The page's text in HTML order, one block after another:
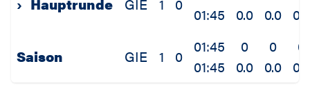
01:45
0.0 0.0 0.0
Saison GIE 1 0
01:45
01:45
0
0.0
0
0.0
0
0.0